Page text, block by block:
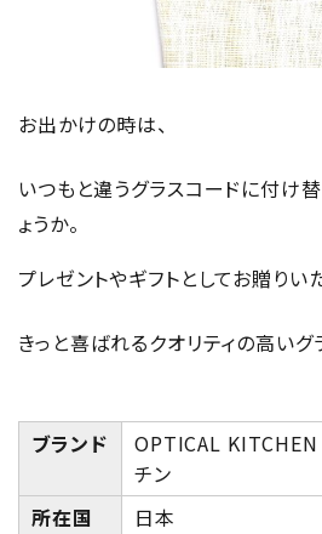
お出かけの時は、
いつもと違うグラスコードに付け
ょうか。
プレゼントやギフトとしてお贈りい
きっと喜ばれるクオリティの高いグ
ブランド
OPTICAL KITCHEN
チン
所在国
日本